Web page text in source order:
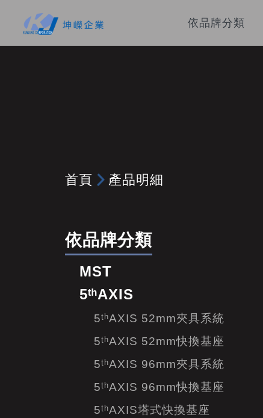
依品牌分類
首頁 產品明細
依品牌分類
MST
5ᵗʰAXIS
5ᵗʰAXIS 52mm夾具系統
5ᵗʰAXIS 52mm快換基座
5ᵗʰAXIS 96mm夾具系統
5ᵗʰAXIS 96mm快換基座
5ᵗʰAXIS塔式快換基座